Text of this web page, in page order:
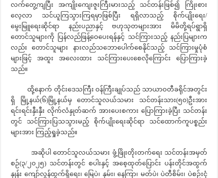
လက်တွေ့ကျပြီး အကျိုးကျေးဇူးကြီးမားသည့် သင်တန်းဖြစ်၍ ကြိုးစား
လေ့လာ သင်ယူကြသွားကြရမှာဖြစ်ပြီး ရရှိလာသည့် စိုက်ပျိုးရေး/
မွေးမြူရေးဆိုင်ရာ နည်းပညာနှင့် ဗဟုသုတများအား မိမိတို့ရပ်ရွာရှိ
တောင်သူများကို ပြန်လည်ဖြန့်ဝေပေးရန်နှင့် သင်ကြားသည့် နည်းပြများက
လည်း တောင်သူများ နားလည်သဘောပေါက်စေနိုင်သည့် သင်ကြားမှုပုံစံ
များဖြင့် အထူး အလေးထား သင်ကြားပေးစေလိုကြောင်း ပြောကြားခဲ့
သည်။
ထို့နောက် တိုင်းဒေသကြီး ဝန်ကြီးချုပ်သည် သာယာဝတီခရိုင်အတွင်း
ရှိ မြို့နယ်(၆)မြို့နယ်မှ တောင်သူလယ်သမား သင်တန်းသား(၅၀)ဦးအား
ရင်းရင်းနှီးနှီး လိုက်လံနှုတ်ဆက် အားပေးစကား ပြောကြားခဲ့ပြီး သင်တန်း
တွင် သင်ကြားပြသသွားမည့် စိုက်ပျိုးရေးဆိုင်ရာ သင်ထောက်ကူပစ္စည်း
များအား ကြည့်ရှုခဲ့သည်။
အဆိုပါ တောင်သူလယ်သမား ဖွံ့ဖြိုးတိုးတက်ရေး သင်တန်းအမှတ်
စဉ်(၃/၂၀၂၅) သင်တန်းတွင် စပါးနှင့် အစေ့ထုတ်ပြောင်း ပန်းတိုင်အထွက်
နှုန်း ကျော်လွန်ထွက်ရှိရေး၊ မြေပဲ၊ နှမ်း၊ နေကြာ၊ မတ်ပဲ၊ ပဲတီစိမ်း၊ ပဲစဉ်းငုံ